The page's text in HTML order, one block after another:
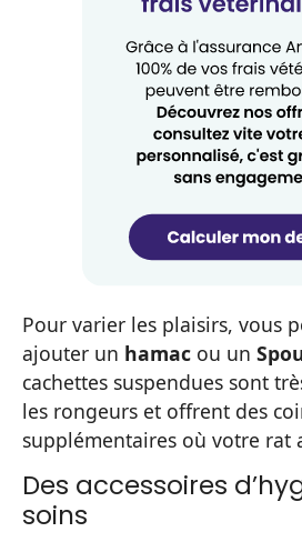
Pour varier les plaisirs, vous
ajouter un hamac ou un
cachettes suspendues sont
les rongeurs et offrent des
supplémentaires où votre rat
Des accessoires
soins